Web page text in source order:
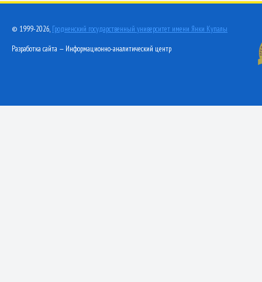
© 1999-2026, Гродненский государственный университет имени Янки Купалы
Разработка сайта — Информационно-аналитический центр